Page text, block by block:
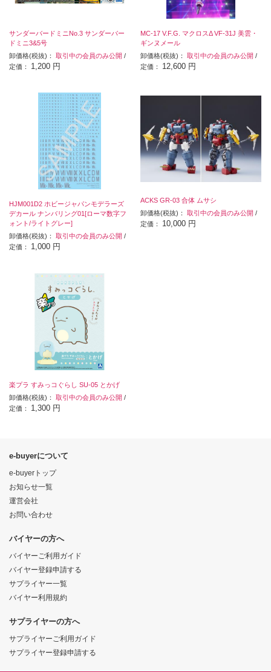
サンダーバードミニNo.3 サンダーバー
ドミニ3&5号
卸価格(税抜)： 取引中の会員のみ公開 /
定価： 1,200 円
MC-17 V.F.G. マクロスΔ VF-31J 美雲・
ギンヌメール
卸価格(税抜)：取引中の会員のみ公開 /
定価： 12,600 円
HJM001D2 ホビージャパンモデラーズ
デカール ナンバリング01[ローマ数字フ
ォント/ライトグレー]
卸価格(税抜)： 取引中の会員のみ公開 /
定価： 1,000 円
ACKS GR-03 合体 ムサシ
卸価格(税抜)：取引中の会員のみ公開 /
定価： 10,000 円
楽プラ すみっコぐらし SU-05 とかげ
卸価格(税抜)： 取引中の会員のみ公開 /
定価： 1,300 円
e-buyerについて
e-buyerトップ
お知らせ一覧
運営会社
お問い合わせ
バイヤーの方へ
バイヤーご利用ガイド
バイヤー登録申請する
サプライヤー一覧
バイヤー利用規約
サプライヤーの方へ
サプライヤーご利用ガイド
サプライヤー登録申請する